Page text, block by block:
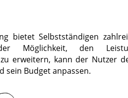
bietet Selbstständigen
Möglichkeit, den
erweitern, kann der Nutzer
sein Budget anpassen.